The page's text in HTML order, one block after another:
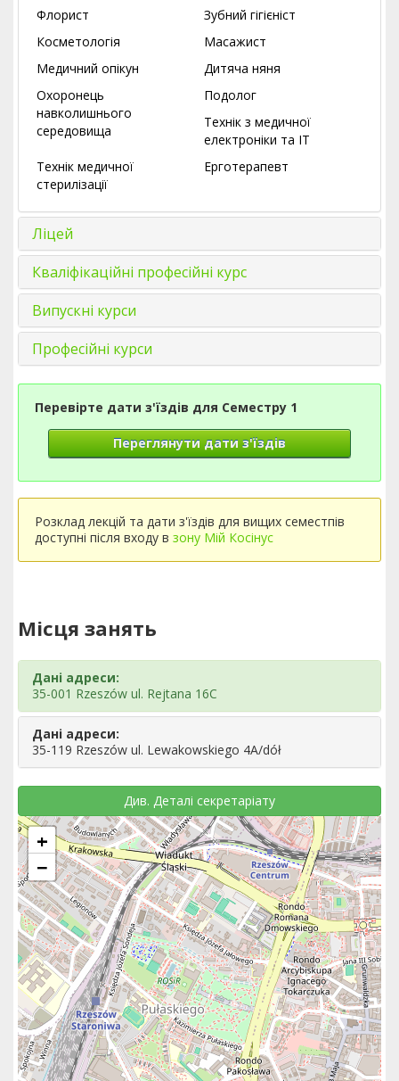
Флорист
Зубний гігієніст
Косметологія
Масажист
Медичний опікун
Дитяча няня
Охоронець
навколишнього
середовища
Подолог
Технік з медичної
електроніки та ІТ
Технік медичної
стерилізації
Ерготерапевт
Ліцей
Кваліфікаційні професійні курс
Випускні курси
Професійні курси
Перевірте дати з'їздів для Семестру 1
Переглянути дати з'їздів
Розклад лекцій та дати з'їздів для вищих семестпів
доступні після входу в зону Мій Косінус
Місця занять
Дані адреси:
35-001 Rzeszów ul. Rejtana 16C
Дані адреси:
35-119 Rzeszów ul. Lewakowskiego 4A/dół
Див. Деталі секретаріату
+
−